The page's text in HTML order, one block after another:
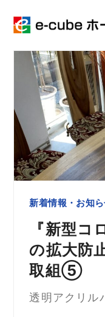
新着情報・お知
『新型
の拡大防
取組⑤
透明アクリル